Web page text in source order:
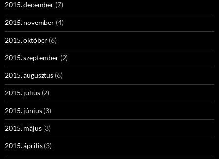
2015. december (7)
2015. november (4)
2015. október (6)
2015. szeptember (2)
2015. augusztus (6)
2015. július (2)
2015. június (3)
2015. május (3)
2015. április (3)